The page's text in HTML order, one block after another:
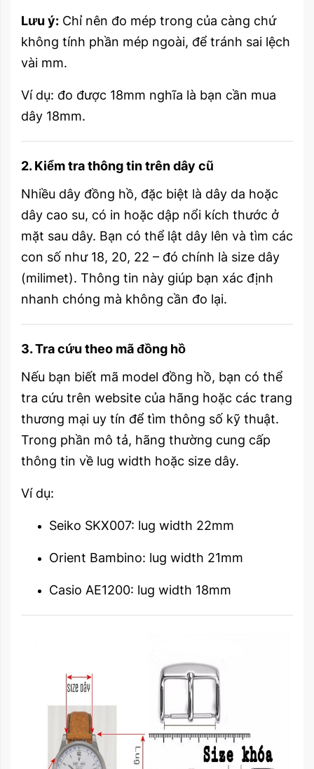
Lưu ý: Chỉ nên đo mép trong của càng chứ
không tính phần mép ngoài, để tránh sai lệch
vài mm.
Ví dụ: đo được 18mm nghĩa là bạn cần mua
dây 18mm.
2. Kiểm tra thông tin trên dây cũ
Nhiều dây đồng hồ, đặc biệt là dây da hoặc
dây cao su, có in hoặc dập nổi kích thước ở
mặt sau dây. Bạn có thể lật dây lên và tìm các
con số như 18, 20, 22 – đó chính là size dây
(milimet). Thông tin này giúp bạn xác định
nhanh chóng mà không cần đo lại.
3. Tra cứu theo mã đồng hồ
Nếu bạn biết mã model đồng hồ, bạn có thể
tra cứu trên website của hãng hoặc các trang
thương mại uy tín để tìm thông số kỹ thuật.
Trong phần mô tả, hãng thường cung cấp
thông tin về lug width hoặc size dây.
Ví dụ:
Seiko SKX007: lug width 22mm
Orient Bambino: lug width 21mm
Casio AE1200: lug width 18mm